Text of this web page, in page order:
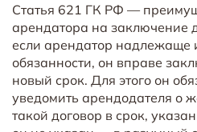
Статья 621 ГК РФ —
арендатора на заключение
если арендатор надлежаще
обязанности, он вправе
новый срок. Для этого он
уведомить арендодателя о
такой договор в срок,